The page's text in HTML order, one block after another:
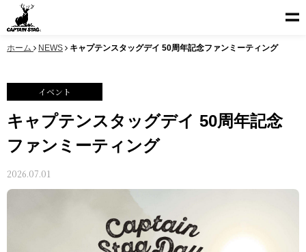
ホーム NEWS キャプテンスタッグデイ 50周年記念ファンミーティング
イベント
キャプテンスタッグデイ 50周年記念
ファンミーティング
2026.07.01